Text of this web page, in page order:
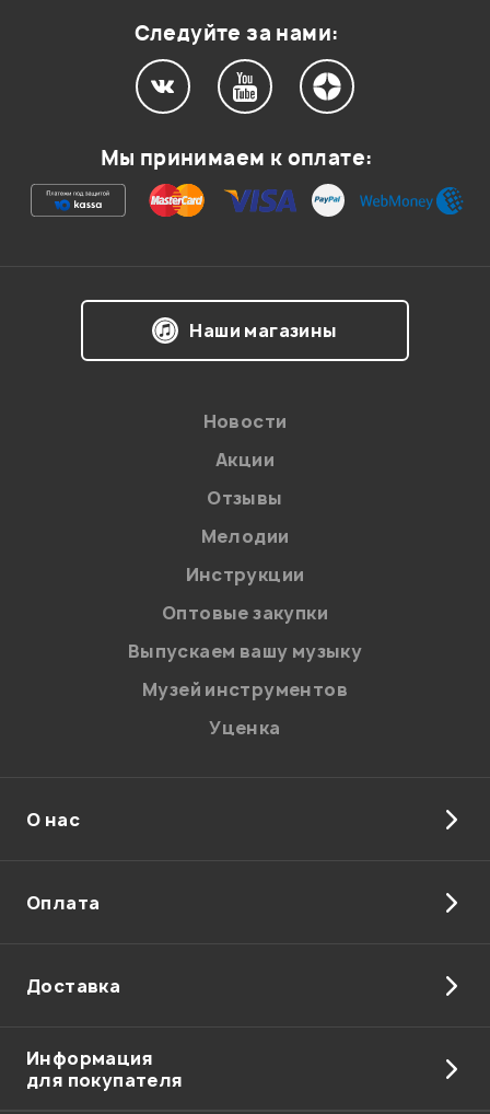
согласиена обработку персональных данных в
соответствии сПолитикой в отношении обработки
персональных данных.
Следуйте за нами:
Мы принимаем к оплате:
Наши магазины
Новости
Акции
Отзывы
Мелодии
Инструкции
Оптовые закупки
Выпускаем вашу музыку
Музей инструментов
Уценка
О нас
Оплата
Доставка
Информация
для покупателя